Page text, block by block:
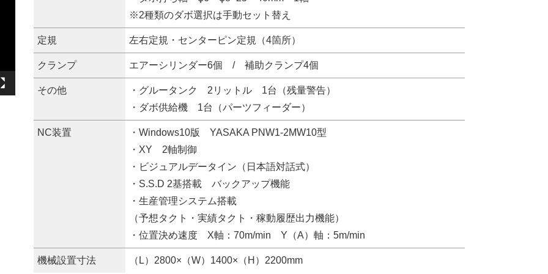
※2種類のダボ選択は手動セット替え
定規 左右定規・センターピン定規（4箇所）
クランプ エアーシリンダー6個 / 補助クランプ4個
その他
・グルータンク 2リットル 1台（残量警告）
・ダボ供給機 1台（パーツフィーダー）
NC装置
・Windows10版 YASAKA PNW1-2MW10型
・XY 2軸制御
・ビジュアルデータイン（日本語対話式）
・S.S.D 2基搭載 バックアップ機能
・生産管理システム搭載
（予想タクト・実績タクト・稼動履歴出力機能）
・位置決め速度 X軸：70m/min Y（A）軸：5m/min
機械設置寸法 （L）2800×（W）1400×（H）2200mm